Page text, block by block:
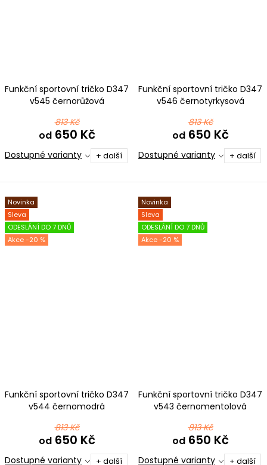
Funkční sportovní tričko D347
v545 černorůžová
813 Kč
od650 Kč
Dostupné varianty + další
Funkční sportovní tričko D347
v546 černotyrkysová
813 Kč
od650 Kč
Dostupné varianty + další
Novinka
Sleva
ODESLÁNÍ DO 7 DNŮ
-20 %
Funkční sportovní tričko D347
v544 černomodrá
813 Kč
od650 Kč
Dostupné varianty + další
Novinka
Sleva
ODESLÁNÍ DO 7 DNŮ
-20 %
Funkční sportovní tričko D347
v543 černomentolová
813 Kč
od650 Kč
Dostupné varianty + další